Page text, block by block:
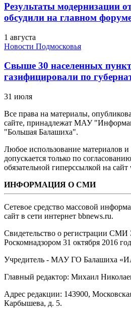
Результаты модернизации
обсудили на главном
1 августа
Новости Подмосковья
Свыше 30 населенных
газифицировали по
31 июля
Все права на материалы,
сайте, принадлежат МАУ
"Большая Балашиха".
Любое использование материалов и
допускается только по
обязательной гиперссылкой на
ИНФОРМАЦИЯ О СМИ
Сетевое средство массовой
сайт в сети интернет bbnews.ru.
Свидетельство о регистрации
Роскомнадзором 31 октября 2016
Учредитель - МАУ ГО Балашиха
Главный редактор: Михаил
Адрес редакции: 143900,
Карбышева, д. 5.